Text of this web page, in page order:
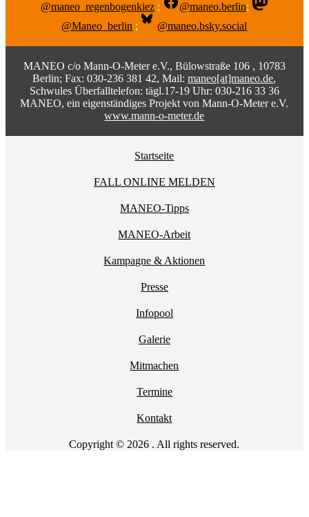
@maneo_regenbogenkiez ; @maneo.berlin;
@Maneo_berlin ; @maneo.bsky.social
MANEO c/o Mann-O-Meter e.V., Bülowstraße 106 , 10783
Berlin; Fax: 030-236 381 42, Mail:maneo[at]maneo.de,
Schwules Überfalltelefon: tägl.17-19 Uhr: 030-216 33 36
MANEO, ein eigenständiges Projekt von Mann-O-Meter e.V.
www.mann-o-meter.de
Startseite
FALL ONLINE MELDEN
MANEO-Tipps
MANEO-Arbeit
Kampagne & Aktionen
Presse
Infopool
Galerie
Mitmachen
Termine
Kontakt
Copyright © 2026 . All rights reserved.